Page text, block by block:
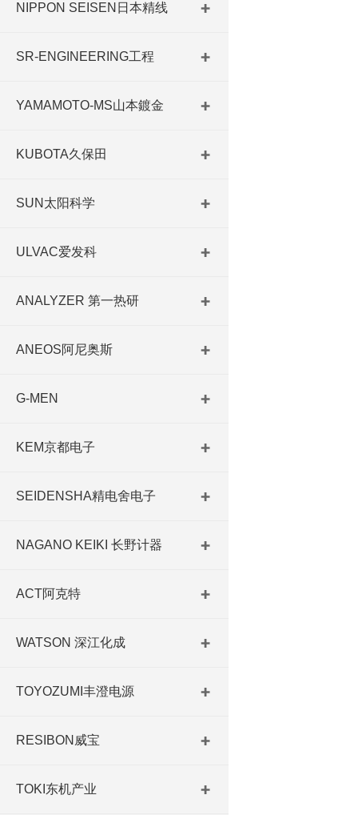
NIPPON SEISEN日本精线
SR-ENGINEERING工程
YAMAMOTO-MS山本鍍金
KUBOTA久保田
SUN太阳科学
ULVAC爱发科
ANALYZER 第一热研
ANEOS阿尼奥斯
G-MEN
KEM京都电子
SEIDENSHA精电舍电子
NAGANO KEIKI 长野计器
ACT阿克特
WATSON 深江化成
TOYOZUMI丰澄电源
RESIBON威宝
TOKI东机产业